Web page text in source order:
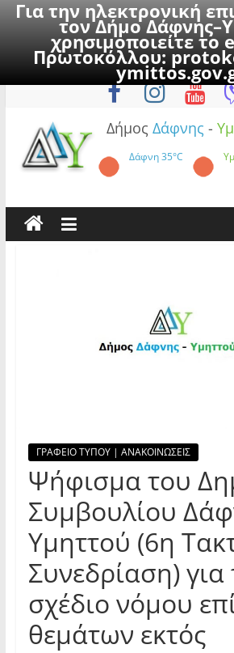
Για την ηλεκτρονική
τον Δήμο
χρησιμοποιείτε το
Πρωτοκόλλου:
to
Σάββατο, 8 Αυγούστου
Δήμος Δάφνης -
Δάφνη35°C
ΓΡΑΦΕΙΟ ΤΥΠΟΥ | ΑΝΑΚΟΙΝΩΣΕΙΣ
Ψήφισμα του
Συμβουλίου
Υμηττού (6η
Συνεδρίαση) για
σχέδιο νόμου
θεμάτων εκτός